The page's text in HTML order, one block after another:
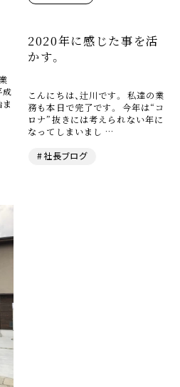
成
2020年に感じた事を活
かす。
こんにちは、辻川です。 私達の業
務も本日で完了です。 今年は“コ
ロナ”抜きには考えられない年に
なってしまいまし …
#社長ブログ